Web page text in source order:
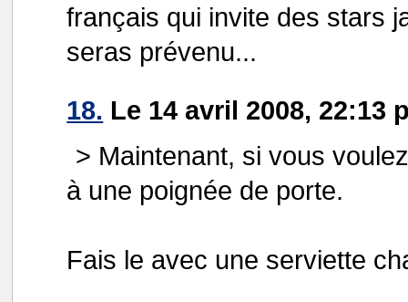
français qui invite des stars
seras prévenu...
18. Le 14 avril 2008, 22:13
> Maintenant, si vous
à une poignée de porte.
Fais le avec une serviette